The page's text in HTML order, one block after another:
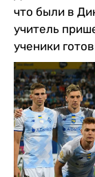
что были в
учитель
ученики